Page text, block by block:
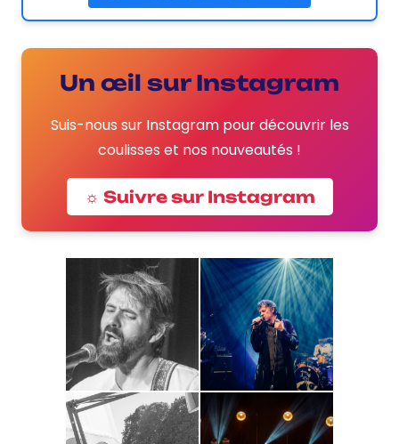
Un œil sur Instagram
Suis-nous sur Instagram pour découvrir les
coulisses et nos nouveautés !
☼ Suivre sur Instagram